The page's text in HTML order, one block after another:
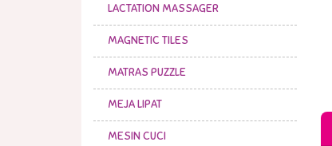
LACTATION MASSAGER
MAGNETIC TILES
MATRAS PUZZLE
MEJA LIPAT
MESIN CUCI